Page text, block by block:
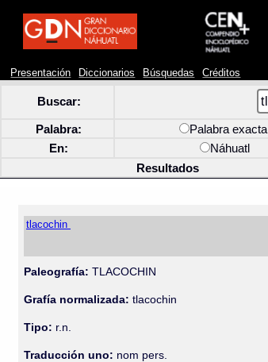
Presentación Diccionarios Búsquedas Créditos
Buscar:
Palabra: Palabra exacta
En:
Náhuatl
Resultados
tlacochin
Paleografía: TLACOCHIN
Grafía normalizada: tlacochin
Tipo: r.n.
Traducción uno: nom pers.